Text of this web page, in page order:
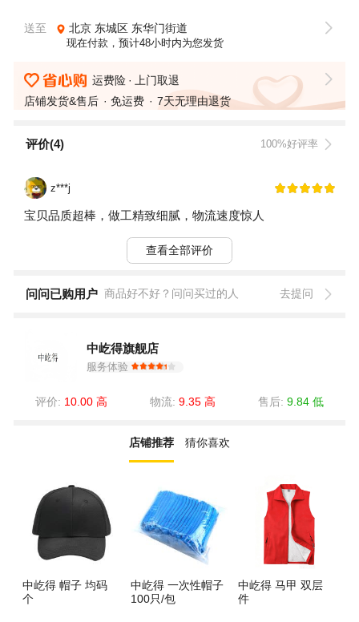
送至 北京 东城区 东华门街道
现在付款，预计48小时内为您发货
运费险
上门取退
店铺发货&售后
免运费 7天无理由退货
评价(4) 100%好评率
z***j
宝贝品质超棒，做工精致细腻，物流速度惊人
查看全部评价
问问已购用户 商品好不好？问问买过的人 去提问
中屹得旗舰店
服务体验
评价: 10.00 高 物流: 9.35 高 售后:9.84 低
店铺推荐 猜你喜欢
中屹得 帽子 均码
个
中屹得 一次性帽子
100只/包
中屹得 马甲 双层
件